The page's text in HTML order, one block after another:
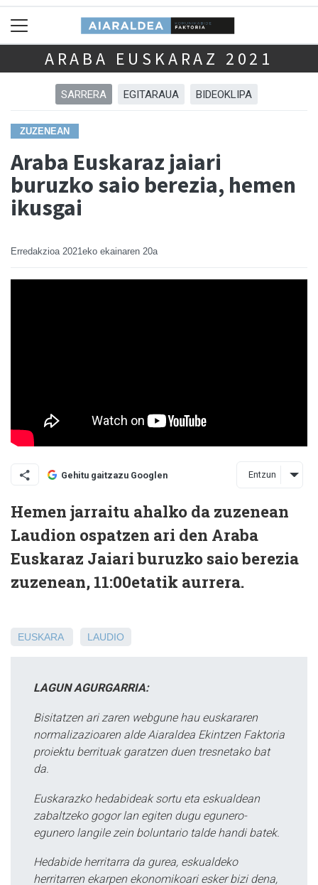
ARABA EUSKARAZ 2021
SARRERA EGITARAUA BIDEOKLIPA
ZUZENEAN
Araba Euskaraz jaiari
buruzko saio berezia, hemen
ikusgai
Erredakzioa 2021eko ekainaren 20a
Gehitu gaitzazu Googlen Entzun
Hemen jarraitu ahalko da zuzenean
Laudion ospatzen ari den Araba
Euskaraz Jaiari buruzko saio berezia
zuzenean, 11:00etatik aurrera.
EUSKARA LAUDIO
LAGUN AGURGARRIA:
Bisitatzen ari zaren webgune hau euskararen
normalizazioaren alde Aiaraldea Ekintzen Faktoria
proiektu berrituak garatzen duen tresnetako bat
da.
Euskarazko hedabideak sortu eta eskualdean
zabaltzeko gogor lan egiten dugu egunero-
egunero langile zein boluntario talde handi batek.
Hedabide herritarra da gurea, eskualdeko
herritarren ekarpen ekonomikoari esker bizi dena,